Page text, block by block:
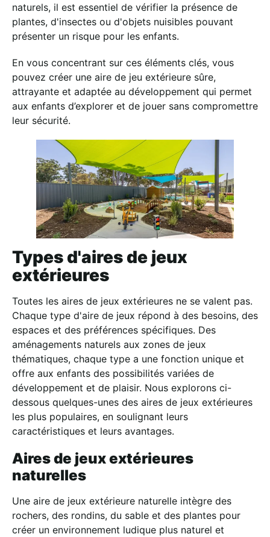
naturels, il est essentiel de vérifier la présence de
plantes, d'insectes ou d'objets nuisibles pouvant
présenter un risque pour les enfants.
En vous concentrant sur ces éléments clés, vous
pouvez créer une aire de jeu extérieure sûre,
attrayante et adaptée au développement qui permet
aux enfants d’explorer et de jouer sans compromettre
leur sécurité.
Types d'aires de jeux
extérieures
Toutes les aires de jeux extérieures ne se valent pas.
Chaque type d'aire de jeux répond à des besoins, des
espaces et des préférences spécifiques. Des
aménagements naturels aux zones de jeux
thématiques, chaque type a une fonction unique et
offre aux enfants des possibilités variées de
développement et de plaisir. Nous explorons ci-
dessous quelques-unes des aires de jeux extérieures
les plus populaires, en soulignant leurs
caractéristiques et leurs avantages.
Aires de jeux extérieures
naturelles
Une aire de jeux extérieure naturelle intègre des
rochers, des rondins, du sable et des plantes pour
créer un environnement ludique plus naturel et